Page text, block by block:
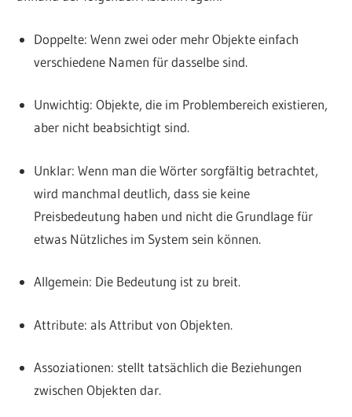
Doppelte: Wenn zwei oder mehr Objekte einfach
verschiedene Namen für dasselbe sind.
Unwichtig: Objekte, die im Problembereich existieren,
aber nicht beabsichtigt sind.
Unklar: Wenn man die Wörter sorgfältig betrachtet,
wird manchmal deutlich, dass sie keine
Preisbedeutung haben und nicht die Grundlage für
etwas Nützliches im System sein können.
Allgemein: Die Bedeutung ist zu breit.
Attribute: als Attribut von Objekten.
Assoziationen: stellt tatsächlich die Beziehungen
zwischen Objekten dar.